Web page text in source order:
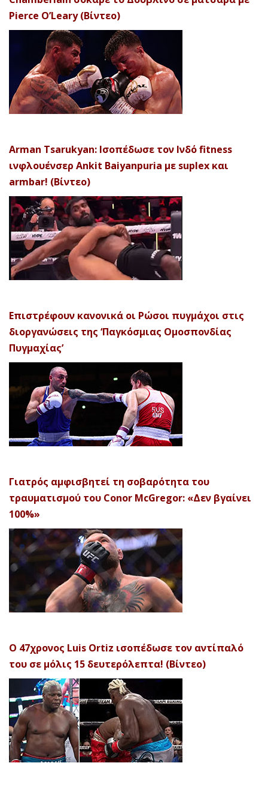
Pierce O’Leary (Βίντεο)
Arman Tsarukyan: Ισοπέδωσε τον Ινδό fitness
ινφλουένσερ Ankit Baiyanpuria με suplex και
armbar! (Βίντεο)
Επιστρέφουν κανονικά οι Ρώσοι πυγμάχοι στις
διοργανώσεις της ‘Παγκόσμιας Ομοσπονδίας
Πυγμαχίας’
Γιατρός αμφισβητεί τη σοβαρότητα του
τραυματισμού του Conor McGregor: «Δεν βγαίνει
100%»
Ο 47χρονος Luis Ortiz ισοπέδωσε τον αντίπαλό
του σε μόλις 15 δευτερόλεπτα! (Βίντεο)